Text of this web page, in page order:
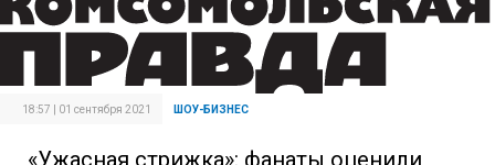
18:57 | 01 сентября 2021 ШОУ-БИЗНЕС
«Ужасная стрижка»: фанаты оценили